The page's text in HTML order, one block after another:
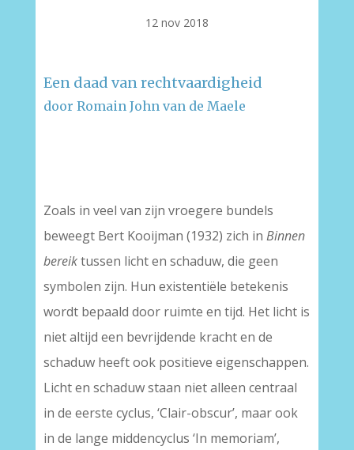
12 nov 2018
Een daad van rechtvaardigheid
door Romain John van de Maele
Zoals in veel van zijn vroegere bundels
beweegt Bert Kooijman (1932) zich in Binnen
bereiktussen licht en schaduw, die geen
symbolen zijn. Hun existentiële betekenis
wordt bepaald door ruimte en tijd. Het licht is
niet altijd een bevrijdende kracht en de
schaduw heeft ook positieve eigenschappen.
Licht en schaduw staan niet alleen centraal
in de eerste cyclus, ‘Clair-obscur’, maar ook
in de lange middencyclus ‘In memoriam’,